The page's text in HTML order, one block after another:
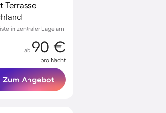
Terrasse
in zentraler Lage am
ab 90 €
pro Nacht
Zum Angebot